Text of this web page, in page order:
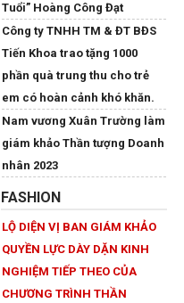
Tuổi” Hoàng Công Đạt
Công ty TNHH TM & ĐT BĐS
Tiến Khoa trao tặng 1000
phần quà trung thu cho trẻ
em có hoàn cảnh khó khăn.
Nam vương Xuân Trường làm
giám khảo Thần tượng Doanh
nhân 2023
FASHION
LỘ DIỆN VỊ BAN GIÁM KHẢO
QUYỀN LỰC DÀY DẶN KINH
NGHIỆM TIẾP THEO CỦA
CHƯƠNG TRÌNH THẦN